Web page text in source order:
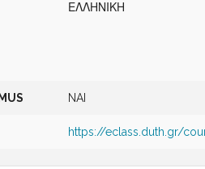
ΕΛΛΗΝΙΚΗ
NAI
https://eclass.duth.gr/